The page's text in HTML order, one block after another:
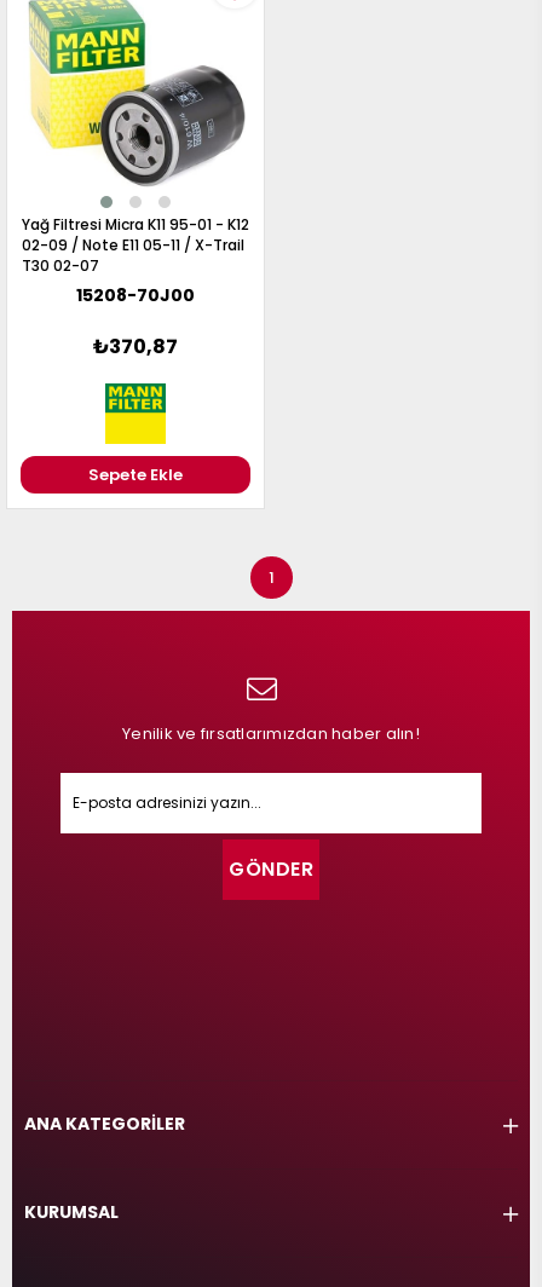
Yağ Filtresi Micra K11 95-01 - K12
02-09 / Note E11 05-11 / X-Trail
T30 02-07
15208-70J00
₺370,87
Sepete Ekle
1
Yenilik ve fırsatlarımızdan haber alın!
GÖNDER
ANA KATEGORİLER
KURUMSAL